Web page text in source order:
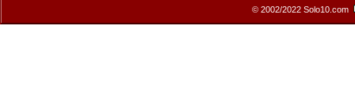
© 2002/2022 Solo10.com